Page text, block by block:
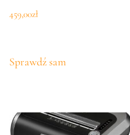
459,00zł
Sprawdź sam